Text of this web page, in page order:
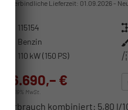
unverbindliche Lieferzeit: 01.09.2026
115154
Benzin
110 kW (150 PS)
26.690,– €
incl. 19% MwSt.
Verbrauch kombiniert: 5,80 l/